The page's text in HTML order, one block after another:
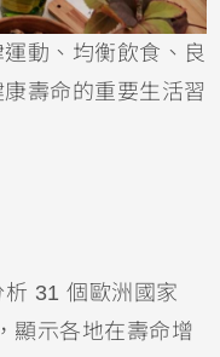
動、均衡飲食、良
壽命的重要生活習
31 個歐洲國家
顯示各地在壽命增